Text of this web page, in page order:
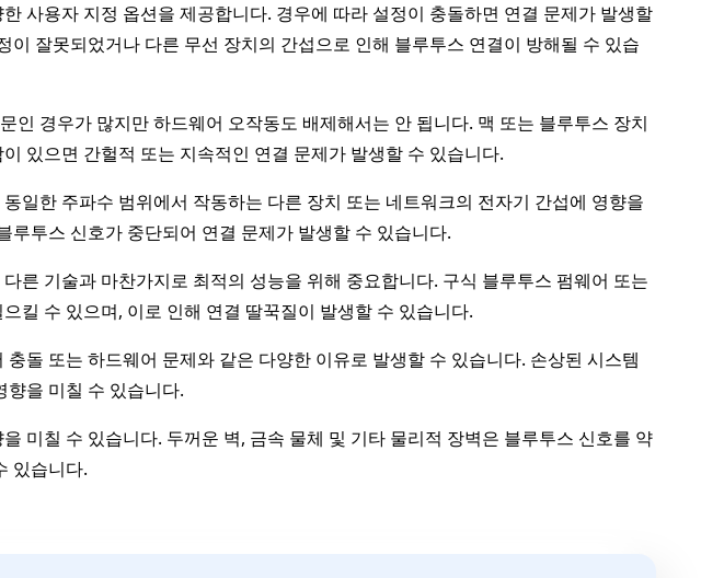
사용자 지정 옵션을 제공합니다. 경우에 따라 설정이 충돌하면 연결 문제가 발생할
이 잘못되었거나 다른 무선 장치의 간섭으로 인해 블루투스 연결이 방해될 수 있습
인 경우가 많지만 하드웨어 오작동도 배제해서는 안 됩니다. 맥 또는 블루투스 장치
있으면 간헐적 또는 지속적인 연결 문제가 발생할 수 있습니다.
일한 주파수 범위에서 작동하는 다른 장치 또는 네트워크의 전자기 간섭에 영향을
루투스 신호가 중단되어 연결 문제가 발생할 수 있습니다.
른 기술과 마찬가지로 최적의 성능을 위해 중요합니다. 구식 블루투스 펌웨어 또는
킬 수 있으며, 이로 인해 연결 딸꾹질이 발생할 수 있습니다.
돌 또는 하드웨어 문제와 같은 다양한 이유로 발생할 수 있습니다. 손상된 시스템
향을 미칠 수 있습니다.
미칠 수 있습니다. 두꺼운 벽, 금속 물체 및 기타 물리적 장벽은 블루투스 신호를 약
있습니다.